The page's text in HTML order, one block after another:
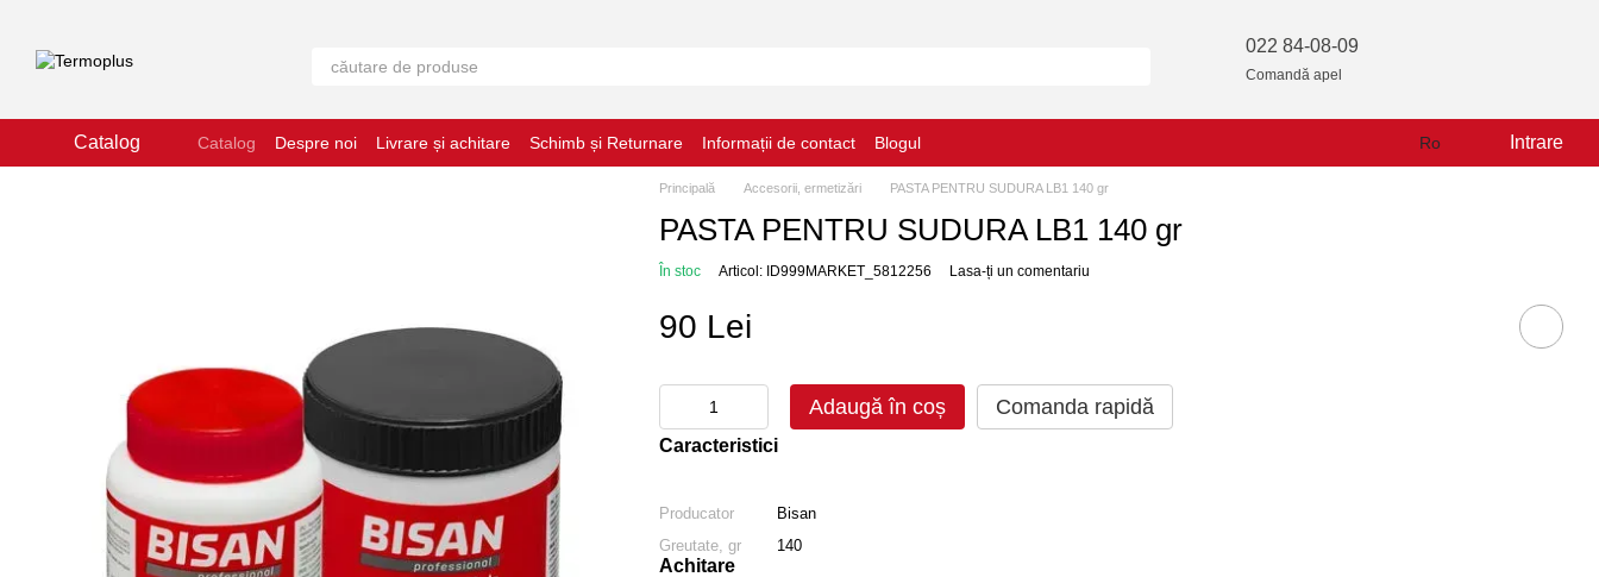
022 84-08-09
Comandă apel
Catalog Catalog Despre noi Livrare și achitare Schimb și Returnare Informații de contact Blogul Ro Intrare
Principală Accesorii, ermetizări PASTA PENTRU SUDURA LB1 140 gr
PASTA PENTRU SUDURA LB1 140 gr
În stoc Articol: ID999MARKET_5812256 Lasa-ți un comentariu
90 Lei
Adaugă în coș Comanda rapidă
Caracteristici
Producator
Bisan
Greutate, gr
140
Achitare